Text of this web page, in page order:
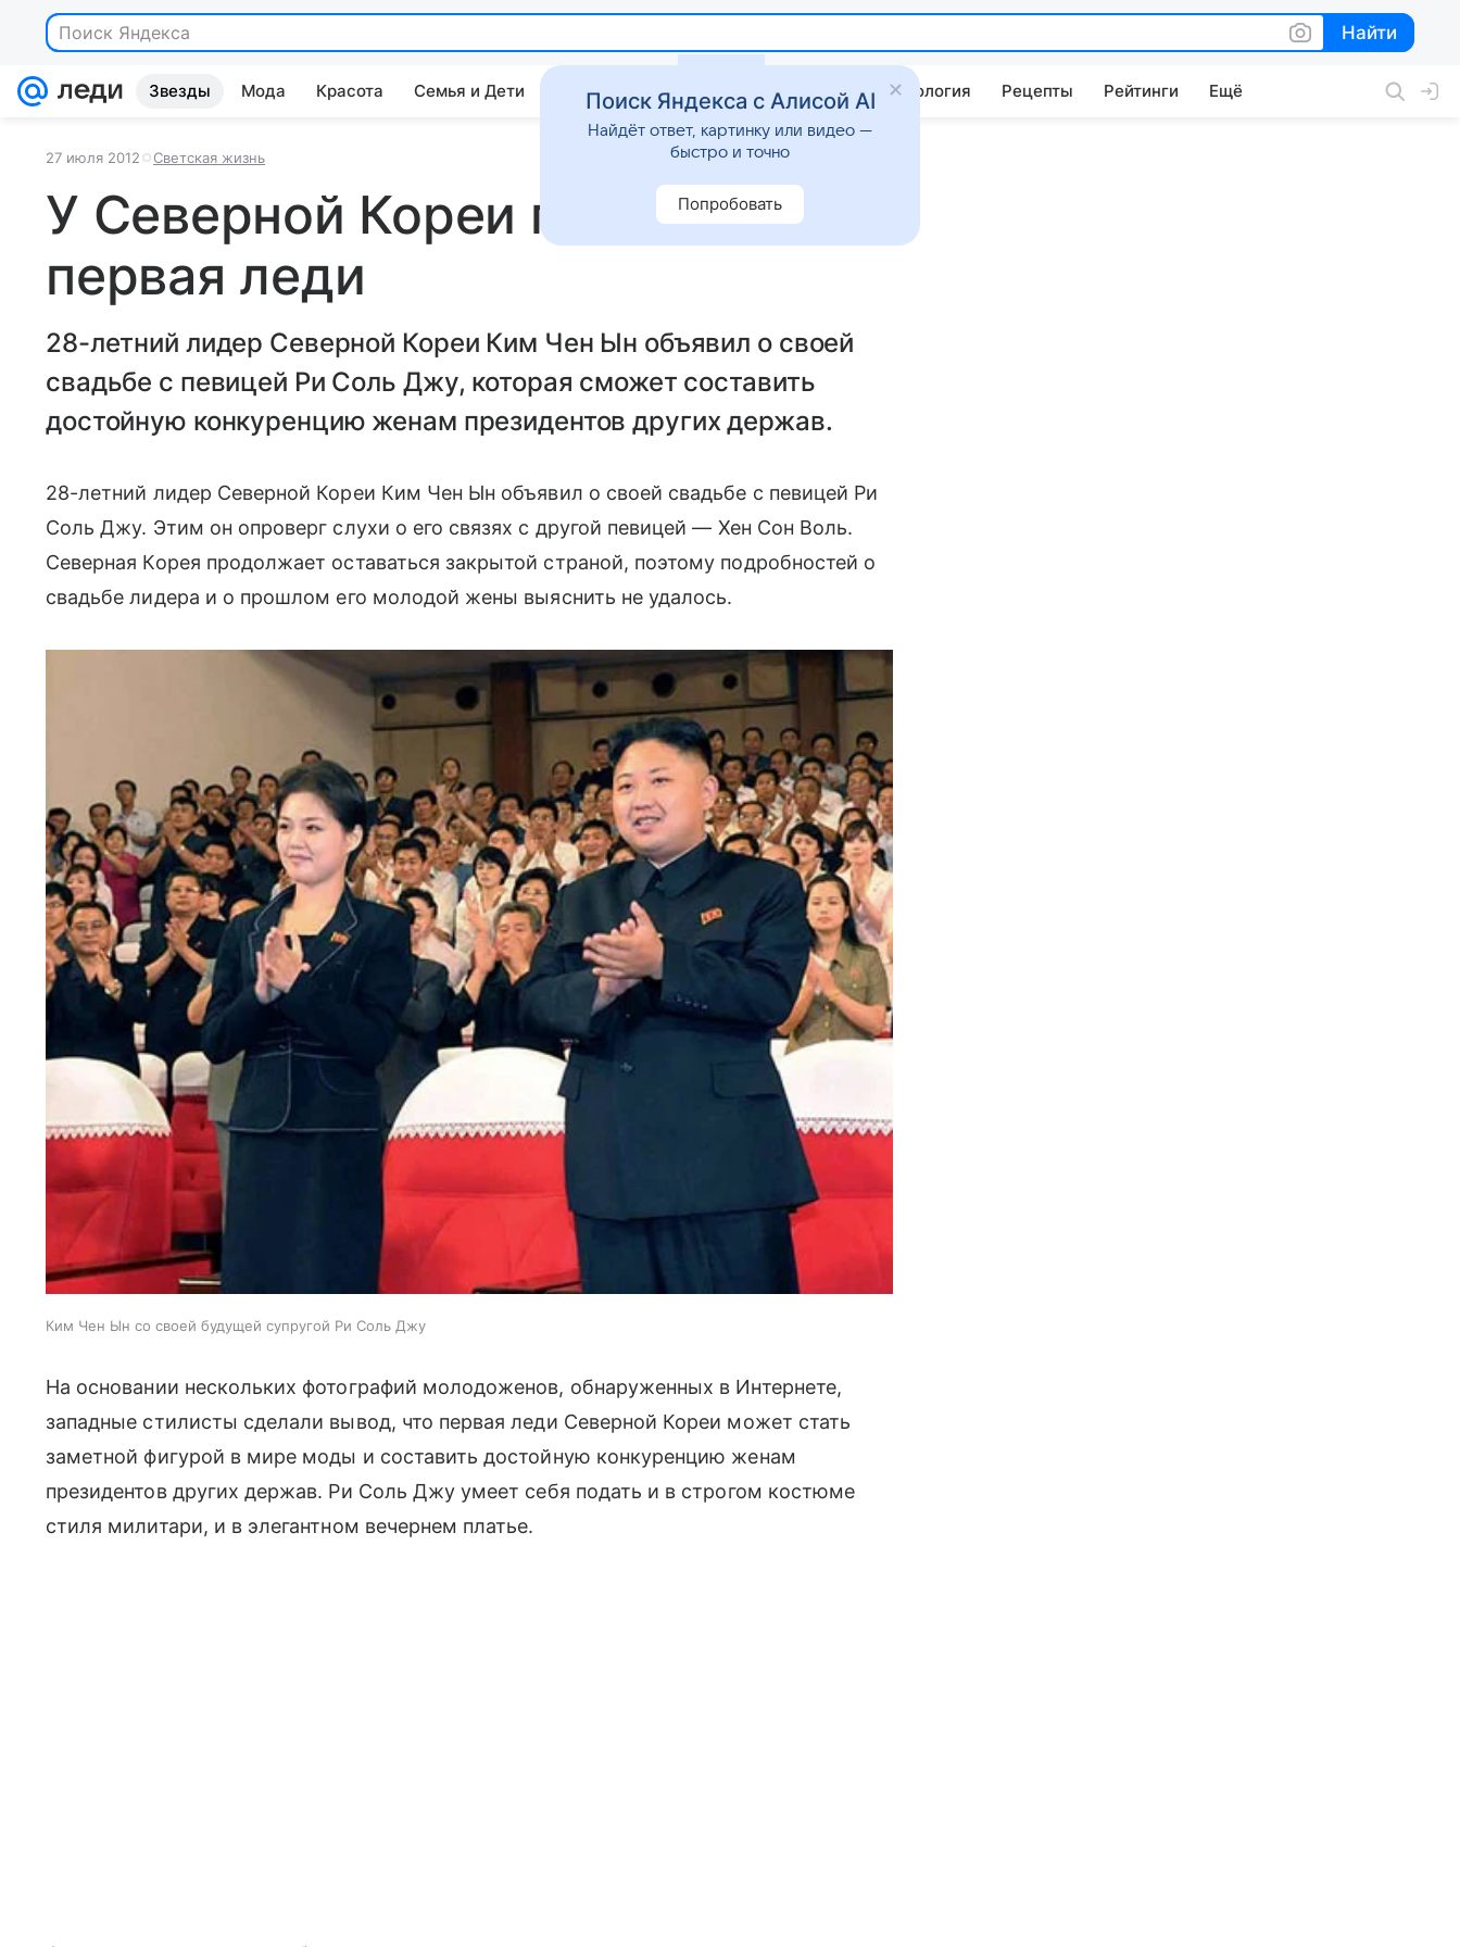
Поиск Яндекса Найти
Найти
Звезды Мода Красота Семья и Дети Дом Гороскопы Стиль жизни Психология Рецепты Рейтинги Ещё
27 июля 2012 Светская жизнь
У Северной Кореи появилась
первая леди
28-летний лидер Северной Кореи Ким Чен Ын объявил о своей
свадьбе с певицей Ри Соль Джу, которая сможет составить
достойную конкуренцию женам президентов других держав.
28-летний лидер Северной Кореи Ким Чен Ын объявил о своей свадьбе с певицей Ри
Соль Джу. Этим он опроверг слухи о его связях с другой певицей — Хен Сон Воль.
Северная Корея продолжает оставаться закрытой страной, поэтому подробностей о
свадьбе лидера и о прошлом его молодой жены выяснить не удалось.
Ким Чен Ын со своей будущей супругой Ри Соль Джу
На основании нескольких фотографий молодоженов, обнаруженных в Интернете,
западные стилисты сделали вывод, что первая леди Северной Кореи может стать
заметной фигурой в мире моды и составить достойную конкуренцию женам
президентов других держав. Ри Соль Джу умеет себя подать и в строгом костюме
стиля милитари, и в элегантном вечернем платье.
Поиск Яндекса с Алисой AI
Найдёт ответ, картинку или видео —
быстро и точно
Попробовать